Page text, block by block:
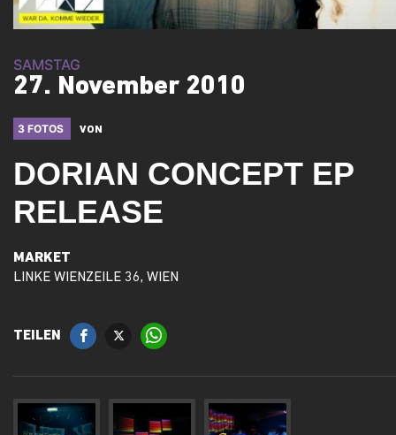
SAMSTAG
27. November 2010
3 FOTOS VON
DORIAN CONCEPT EP
RELEASE
MARKET
LINKE WIENZEILE 36, WIEN
TEILEN